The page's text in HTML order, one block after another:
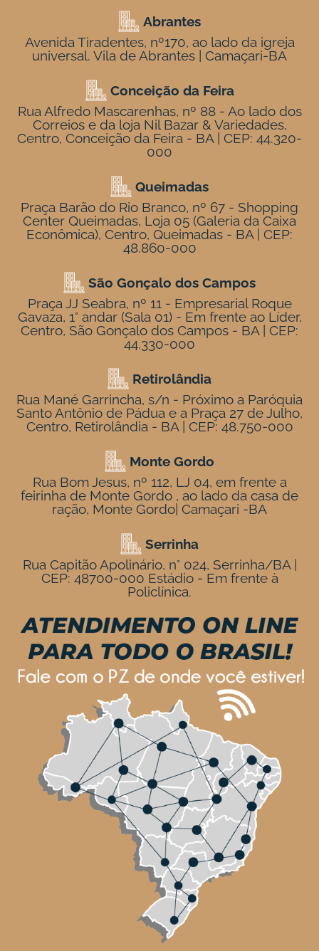
Abrantes
Avenida Tiradentes, nº170, ao lado da igreja
universal. Vila de Abrantes | Camaçari-BA
Conceição da Feira
Rua Alfredo Mascarenhas, nº 88 - Ao lado dos
Correios e da loja Nil Bazar & Variedades,
Centro, Conceição da Feira - BA | CEP: 44.320-
000
Queimadas
Praça Barão do Rio Branco, nº 67 - Shopping
Center Queimadas, Loja 05 (Galeria da Caixa
Econômica), Centro, Queimadas - BA | CEP:
48.860-000
São Gonçalo dos Campos
Praça JJ Seabra, nº 11 - Empresarial Roque
Gavaza, 1° andar (Sala 01) - Em frente ao Líder,
Centro, São Gonçalo dos Campos - BA | CEP:
44.330-000
Retirolândia
Rua Mané Garrincha, s/n - Próximo a Paróquia
Santo Antônio de Pádua e a Praça 27 de Julho,
Centro, Retirolândia - BA | CEP: 48.750-000
Monte Gordo
Rua Bom Jesus, nº 112, LJ 04, em frente a
feirinha de Monte Gordo , ao lado da casa de
ração, Monte Gordo| Camaçari -BA
Serrinha
Rua Capitão Apolinário, n° 024, Serrinha/BA |
CEP: 48700-000 Estádio - Em frente à
Policlínica.